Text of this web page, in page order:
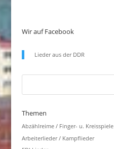
Wir auf Facebook
Lieder aus der DDR
Themen
Abzählreime / Finger- u. Kreisspiele
Arbeiterlieder / Kampflieder